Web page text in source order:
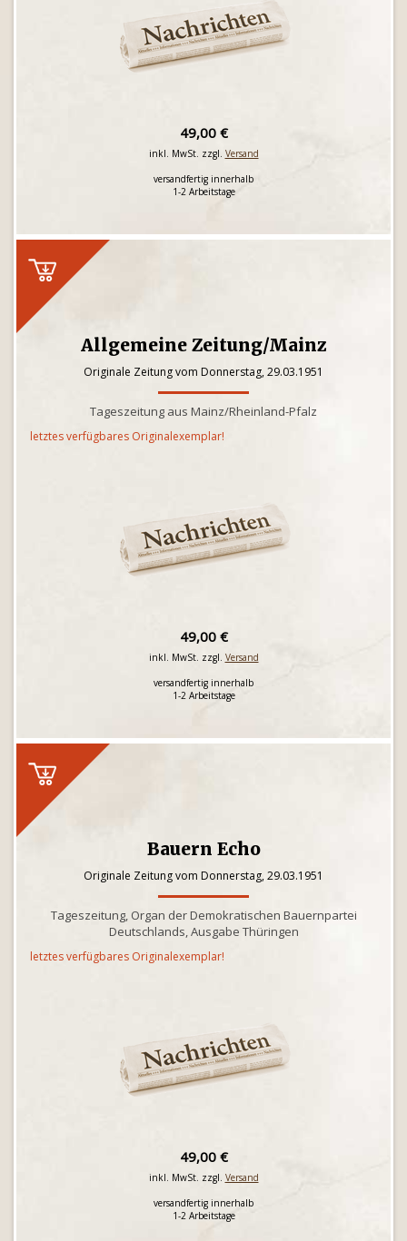
49,00 €
inkl. MwSt. zzgl. Versand
versandfertig innerhalb
1-2 Arbeitstage
Allgemeine Zeitung/Mainz
Originale Zeitung vom Donnerstag, 29.03.1951
Tageszeitung aus Mainz/Rheinland-Pfalz
letztes verfügbares Originalexemplar!
49,00 €
inkl. MwSt. zzgl. Versand
versandfertig innerhalb
1-2 Arbeitstage
Bauern Echo
Originale Zeitung vom Donnerstag, 29.03.1951
Tageszeitung, Organ der Demokratischen Bauernpartei
Deutschlands, Ausgabe Thüringen
letztes verfügbares Originalexemplar!
49,00 €
inkl. MwSt. zzgl. Versand
versandfertig innerhalb
1-2 Arbeitstage